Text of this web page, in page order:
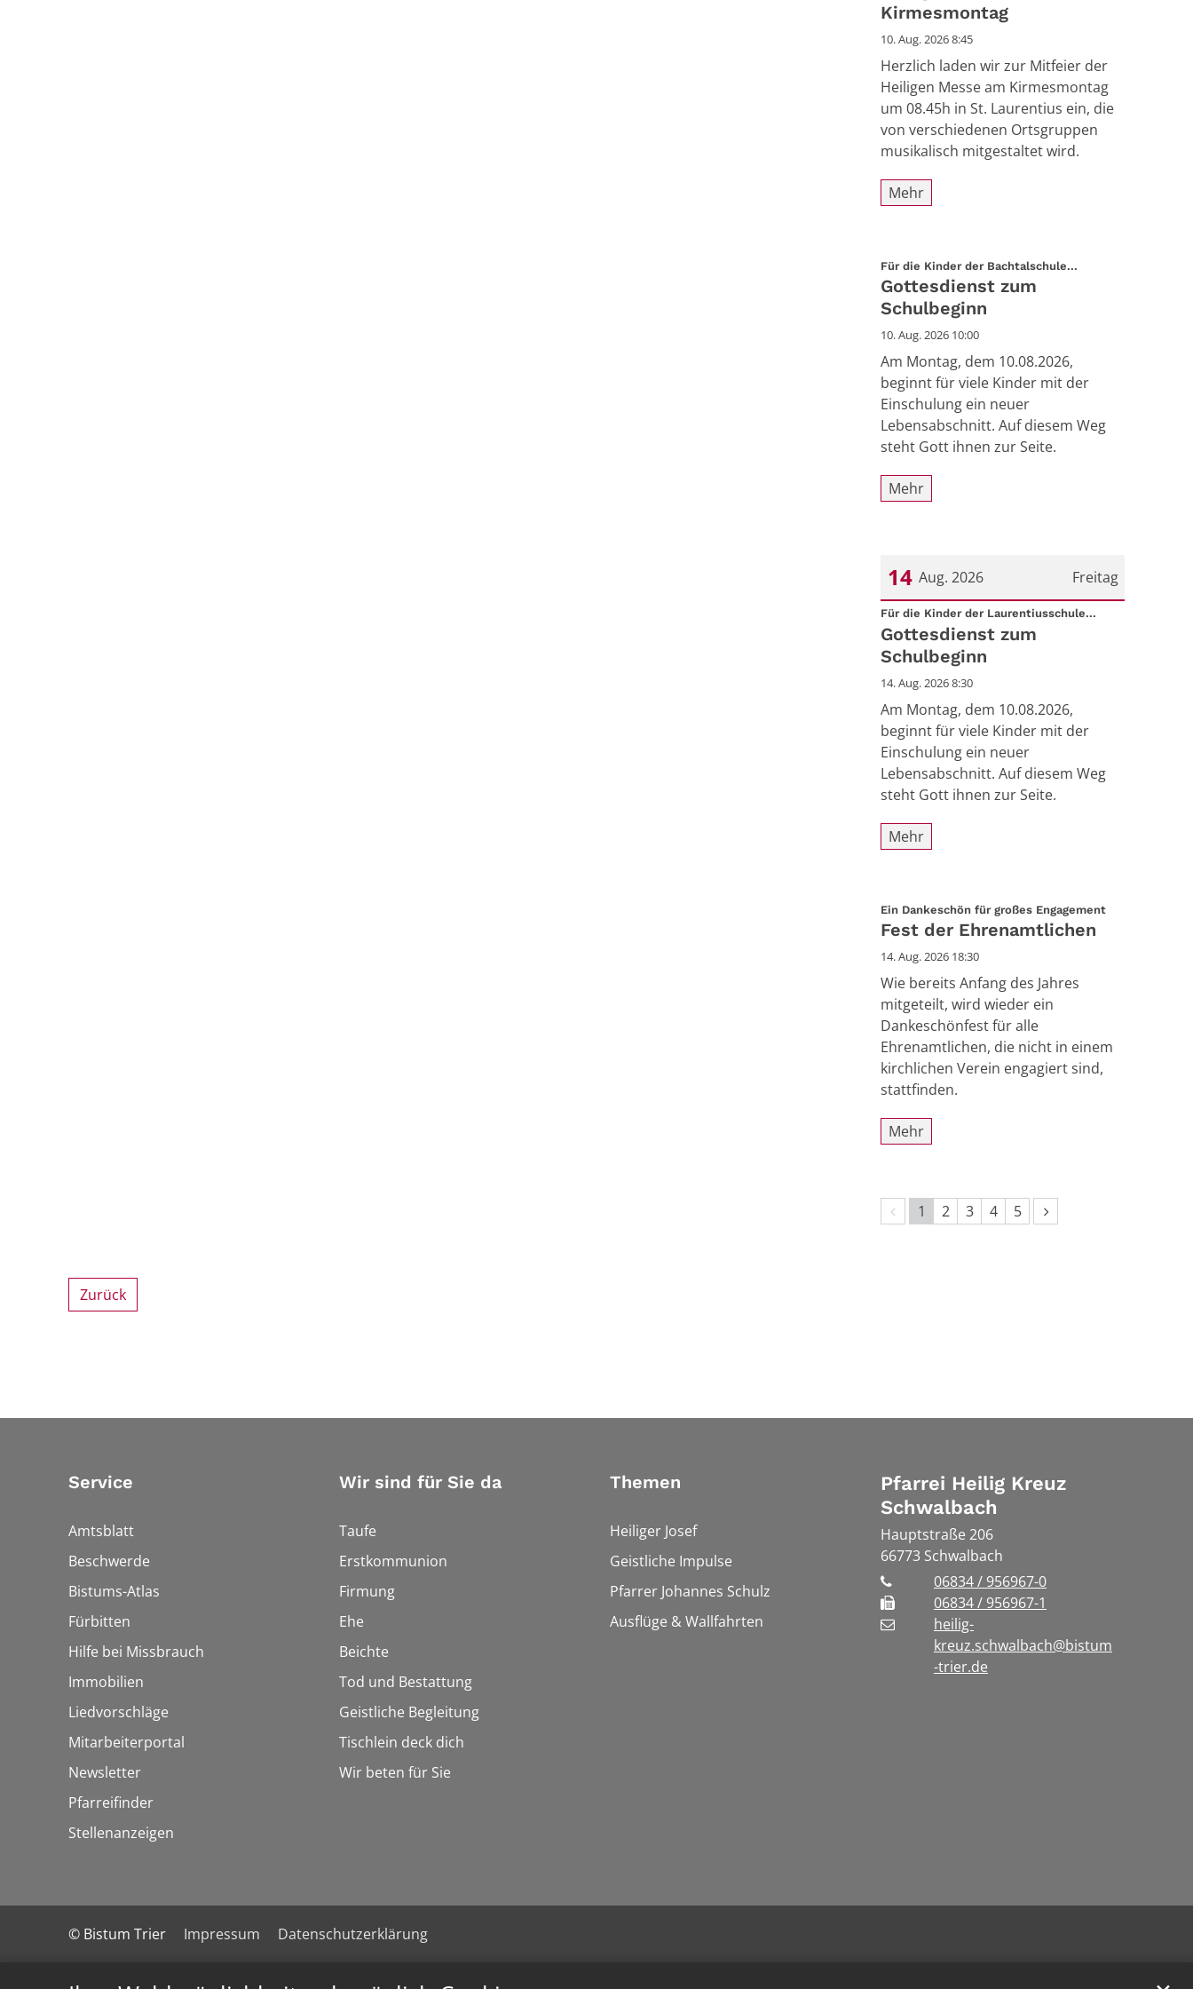
Kirmesmontag
10. Aug. 2026 8:45
Herzlich laden wir zur Mitfeier der
Heiligen Messe am Kirmesmontag
um 08.45h in St. Laurentius ein, die
von verschiedenen Ortsgruppen
musikalisch mitgestaltet wird.
Mehr
Für die Kinder der Bachtalschule...
Gottesdienst zum
Schulbeginn
10. Aug. 2026 10:00
Am Montag, dem 10.08.2026,
beginnt für viele Kinder mit der
Einschulung ein neuer
Lebensabschnitt. Auf diesem Weg
steht Gott ihnen zur Seite.
Mehr
Freitag
14 Aug. 2026
Datum: 14. August 2026
Für die Kinder der Laurentiusschule...
Gottesdienst zum
Schulbeginn
14. Aug. 2026 8:30
Am Montag, dem 10.08.2026,
beginnt für viele Kinder mit der
Einschulung ein neuer
Lebensabschnitt. Auf diesem Weg
steht Gott ihnen zur Seite.
Mehr
Ein Dankeschön für großes Engagement:
Fest der Ehrenamtlichen
14. Aug. 2026 18:30
Wie bereits Anfang des Jahres
mitgeteilt, wird wieder ein
Dankeschönfest für alle
Ehrenamtlichen, die nicht in einem
kirchlichen Verein engagiert sind,
stattfinden.
Mehr
Vorherige Seite
1 2 3 4 5 Nächste Seite
Zurück
Service
Amtsblatt
Beschwerde
Bistums-Atlas
Fürbitten
Hilfe bei Missbrauch
Immobilien
Liedvorschläge
Mitarbeiterportal
Newsletter
Pfarreifinder
Stellenanzeigen
Wir sind für Sie da
Taufe
Erstkommunion
Firmung
Ehe
Beichte
Tod und Bestattung
Geistliche Begleitung
Tischlein deck dich
Wir beten für Sie
Themen
Heiliger Josef
Geistliche Impulse
Pfarrer Johannes Schulz
Ausflüge & Wallfahrten
Pfarrei Heilig Kreuz
Schwalbach
Hauptstraße 206
66773 Schwalbach
06834 / 956967-0
06834 / 956967-1
heilig-
kreuz.schwalbach@bistum
-trier.de
© Bistum Trier Impressum Datenschutzerklärung